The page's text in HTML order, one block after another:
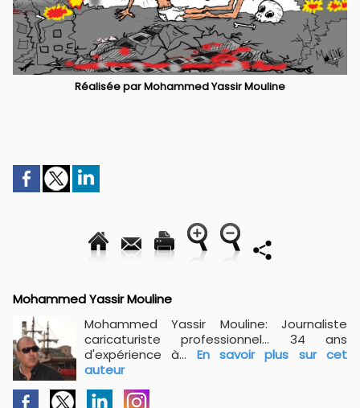
Réalisée par Mohammed Yassir Mouline
Mohammed Yassir Mouline
Mohammed Yassir Mouline: Journaliste
caricaturiste professionnel... 34 ans
d'expérience à... En savoir plus sur cet
auteur